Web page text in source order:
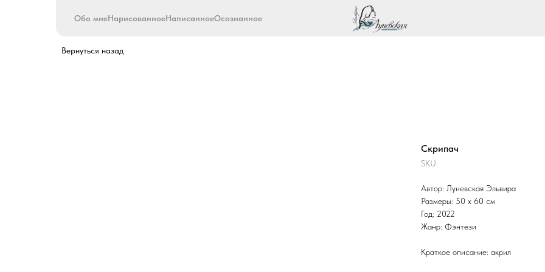
Обо мнеНарисованноеНаписанноеОсознанное
Вернуться назад
Скрипач
SKU:
Автор: Луневская Эльвира
Размеры: 50 х 60 см
Год: 2022
Жанр: Фэнтези
Краткое описание: акрил